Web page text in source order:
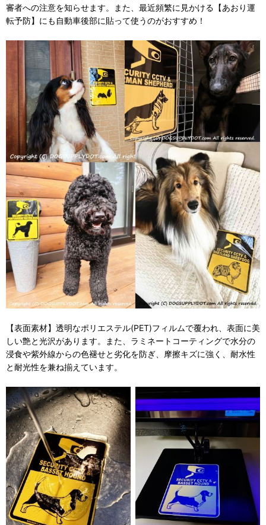
審者への注意を知らせます。また、最近頻繁に見かける【あおり運
転予防】にも自動車後部に貼って使うのがおすすめ！
【表面素材】透明なポリエステル(PET)フィルムで覆われ、表面に美
しい艶と光沢があります。また、ラミネートコーティングで水分の
浸食や紫外線からの色褪せと劣化を防ぎ、摩擦キズに強く、耐水性
と耐光性を兼ね揃えています。